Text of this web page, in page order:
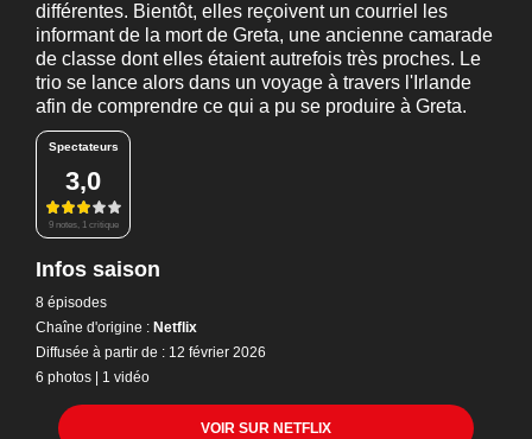
différentes. Bientôt, elles reçoivent un courriel les
informant de la mort de Greta, une ancienne camarade
de classe dont elles étaient autrefois très proches. Le
trio se lance alors dans un voyage à travers l'Irlande
afin de comprendre ce qui a pu se produire à Greta.
Spectateurs
3,0
9 notes, 1 critique
Infos saison
8 épisodes
Chaîne d'origine : Netflix
Diffusée à partir de : 12 février 2026
6 photos | 1 vidéo
VOIR SUR NETFLIX